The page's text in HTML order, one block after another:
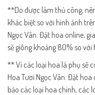
**Do được làm thủ công,
khác biệt so với hình ảnh
Ngọc Vân: Đặt hoa online,
sẽ giống khoảng 80% so với
** Vì các loại hoa lá phụ sẽ
Hoa Tươi Ngọc Vân: Đặt
bảo các loại hoa chính, các